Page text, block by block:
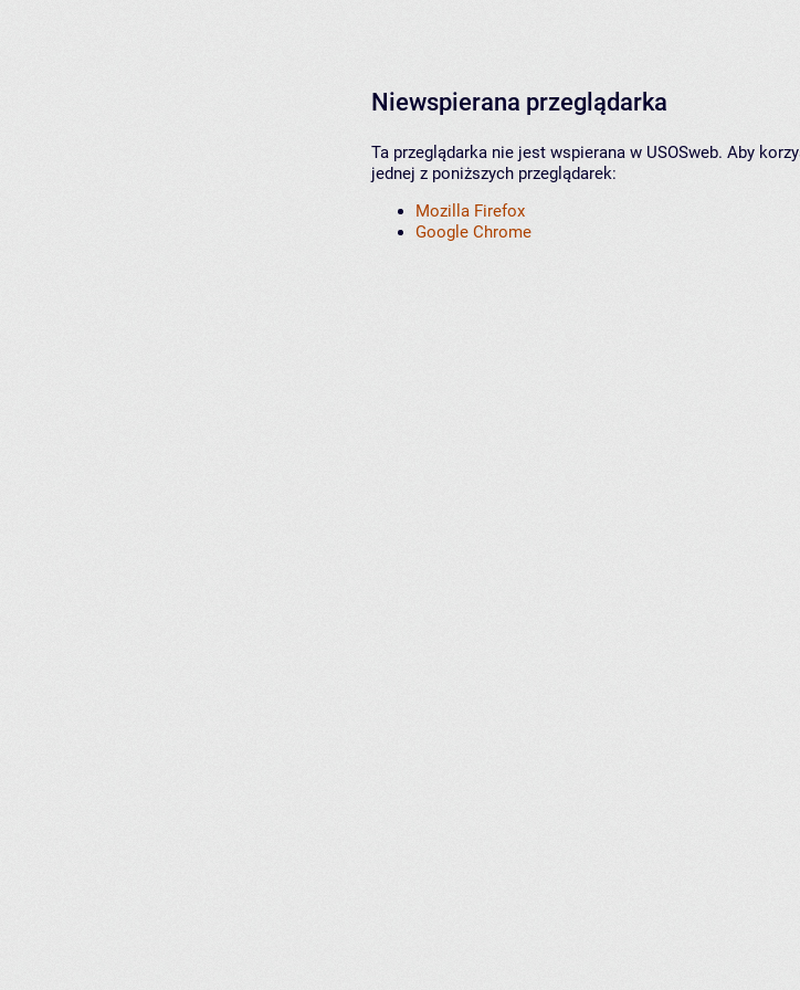
Niewspierana przeglądarka
Ta przeglądarka nie jest wspierana w USOSweb. Aby
jednej z poniższych przeglądarek:
Mozilla Firefox
Google Chrome